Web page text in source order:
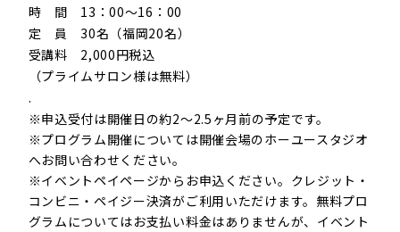
時 間 13：00〜16：00
定 員 30名（福岡20名）
受講料 2,000円税込
（プライムサロン様は無料）
.
※申込受付は開催日の約2〜2.5ヶ月前の予定です。
※プログラム開催については開催会場のホーユースタジオ
へお問い合わせください。
※イベントペイページからお申込ください。クレジット・
コンビニ・ペイジー決済がご利用いただけます。無料プロ
グラムについてはお支払い料金はありませんが、イベント